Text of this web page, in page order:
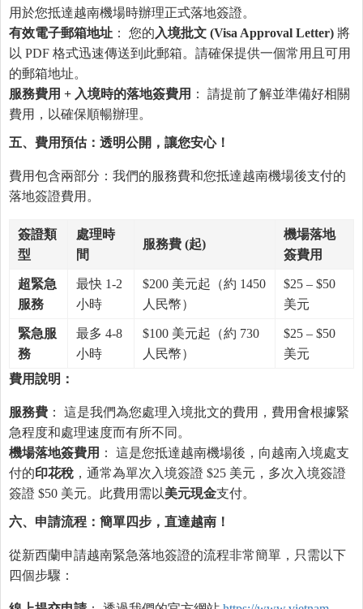
用於您抵達越南機場時辦理正式落地簽證。
有效電子郵箱地址 ： 您的 入境批文 (Visa Approval Letter) 將
以 PDF 格式迅速傳送到此郵箱。請確保提供一個常用且可用
的郵箱地址。
服務費用 + 入境時的落地簽費用 ： 請提前了解並準備好相關
費用，以確保順暢辦理。
五、費用預估：透明公開，讓您安心！
費用包含兩部分：我們的服務費和您抵達越南機場後支付的
落地簽證費用。
簽證類
型
處理時
間
服務費 (起)
機場落地
簽費用
超緊急
服務
最快 1-2
小時
$200 美元起（約 1450
人民幣）
$25 – $50
美元
緊急服
務
最多 4-8
小時
$100 美元起（約 730
人民幣）
$25 – $50
美元
費用說明：
服務費 ： 這是我們為您處理入境批文的費用，費用會根據緊
急程度和處理速度而有所不同。
機場落地簽費用 ： 這是您抵達越南機場後，向越南入境處支
付的印花稅 ，通常為單次入境簽證 $25 美元，多次入境簽證
簽證 $50 美元。此費用需以美元現金支付。
六、申請流程：簡單四步，直達越南！
從新西蘭申請越南緊急落地簽證的流程非常簡單，只需以下
四個步驟：